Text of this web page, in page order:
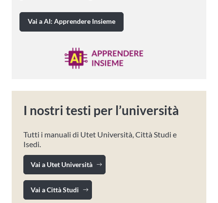
Vai a AI: Apprendere Insieme
I nostri testi per l’università
Tutti i manuali di Utet Università, Città Studi e
Isedi.
Vai a Utet Università
Vai a Città Studi